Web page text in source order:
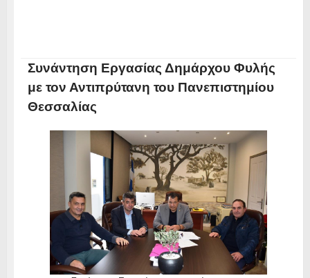
Συνάντηση Εργασίας Δημάρχου Φυλής
με τον Αντιπρύτανη του Πανεπιστημίου
Θεσσαλίας